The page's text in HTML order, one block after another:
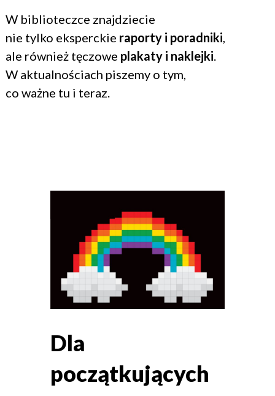
W biblioteczce znajdziecie
nie tylko eksperckie raporty i poradniki,
ale również tęczowe plakaty i naklejki.
W aktualnościach piszemy o tym,
co ważne tu i teraz.
Dla
początkujących